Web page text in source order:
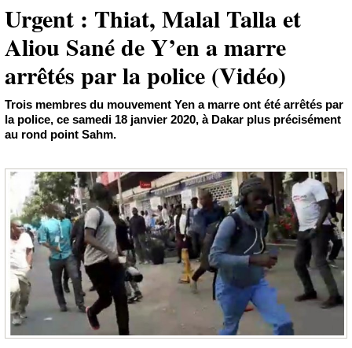
Urgent : Thiat, Malal Talla et
Aliou Sané de Y’en a marre
arrêtés par la police (Vidéo)
Trois membres du mouvement Yen a marre ont été arrêtés par
la police, ce samedi 18 janvier 2020, à Dakar plus précisément
au rond point Sahm.